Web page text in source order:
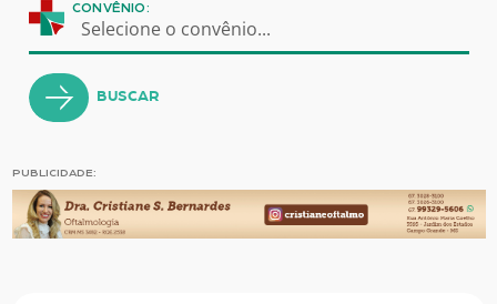
CONVÊNIO:
Selecione o convênio...
BUSCAR
PUBLICIDADE: